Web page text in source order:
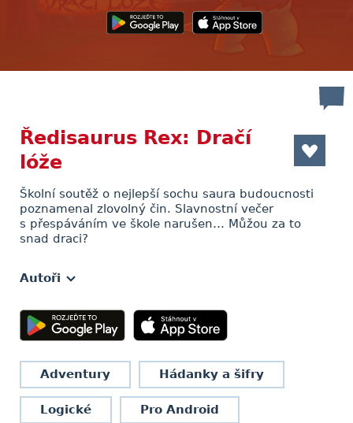
Ředisaurus Rex: Dračí
lóže
Školní soutěž o nejlepší sochu saura budoucnosti
poznamenal zlovolný čin. Slavnostní večer
s přespáváním ve škole narušen… Můžou za to
snad draci?
Autoři
Adventury Hádanky a šifry
Logické Pro Android